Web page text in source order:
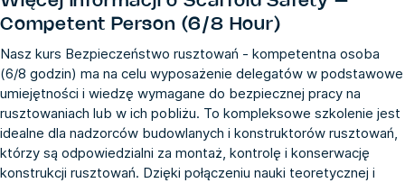
Competent Person (6/8 Hour)
Nasz kurs Bezpieczeństwo rusztowań - kompetentna osoba
(6/8 godzin) ma na celu wyposażenie delegatów w podstawowe
umiejętności i wiedzę wymagane do bezpiecznej pracy na
rusztowaniach lub w ich pobliżu. To kompleksowe szkolenie jest
idealne dla nadzorców budowlanych i konstruktorów rusztowań,
którzy są odpowiedzialni za montaż, kontrolę i konserwację
konstrukcji rusztowań. Dzięki połączeniu nauki teoretycznej i